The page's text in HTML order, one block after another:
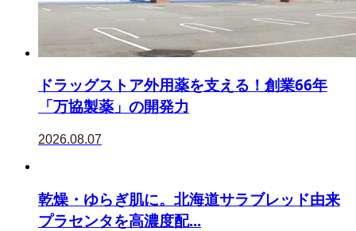
ドラッグストア外用薬を支える！創業66年
「万協製薬」の開発力
2026.08.07
乾燥・ゆらぎ肌に。北海道サラブレッド由来
プラセンタを高濃度配...